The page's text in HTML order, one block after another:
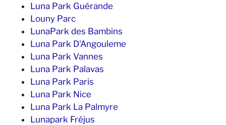
Luna Park Guérande
Louny Parc
LunaPark des Bambins
Luna Park D'Angouleme
Luna Park Vannes
Luna Park Palavas
Luna Park Paris
Luna Park Nice
Luna Park La Palmyre
Lunapark Fréjus